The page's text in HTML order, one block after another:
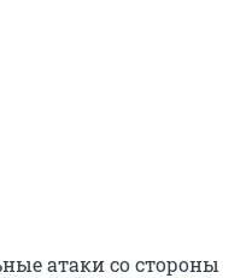
атаки со стороны